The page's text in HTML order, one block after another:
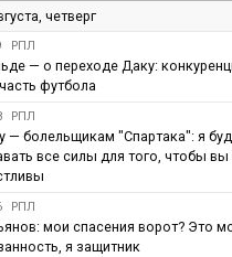
четверг
РПЛ
— о переходе Даку:
футбола
РПЛ
— болельщикам "Спартака": я
все силы для того, чтобы
РПЛ
мои спасения ворот? Это
я защитник